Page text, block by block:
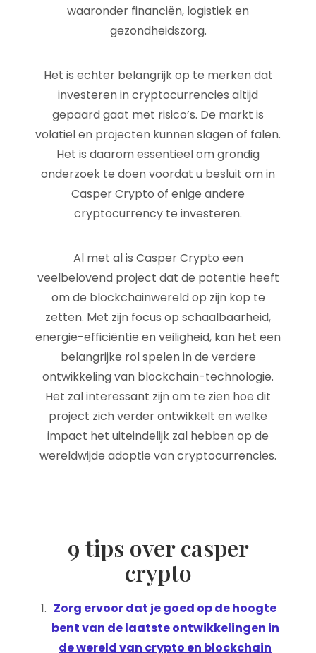
waaronder financiën, logistiek en
gezondheidszorg.
Het is echter belangrijk op te merken dat
investeren in cryptocurrencies altijd
gepaard gaat met risico’s. De markt is
volatiel en projecten kunnen slagen of falen.
Het is daarom essentieel om grondig
onderzoek te doen voordat u besluit om in
Casper Crypto of enige andere
cryptocurrency te investeren.
Al met al is Casper Crypto een
veelbelovend project dat de potentie heeft
om de blockchainwereld op zijn kop te
zetten. Met zijn focus op schaalbaarheid,
energie-efficiëntie en veiligheid, kan het een
belangrijke rol spelen in de verdere
ontwikkeling van blockchain-technologie.
Het zal interessant zijn om te zien hoe dit
project zich verder ontwikkelt en welke
impact het uiteindelijk zal hebben op de
wereldwijde adoptie van cryptocurrencies.
9 tips over casper
crypto
Zorg ervoor dat je goed op de hoogte
bent van de laatste ontwikkelingen in
de wereld van crypto en blockchain